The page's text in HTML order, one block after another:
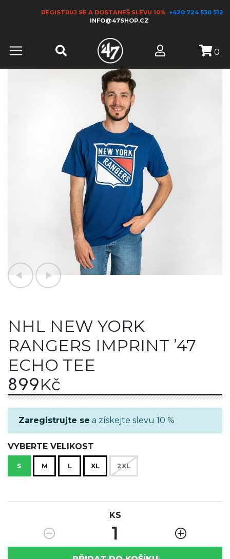
REGISTRUJ SE A DOSTANEŠ SLEVU 10% +420 724 530 512
INFO@47SHOP.CZ
0
NHL NEW YORK
RANGERS IMPRINT ’47
ECHO TEE
899Kč
Zaregistrujte se a získejte slevu 10 %
VYBERTE VELIKOST
S M L XL 2XL
KS
1